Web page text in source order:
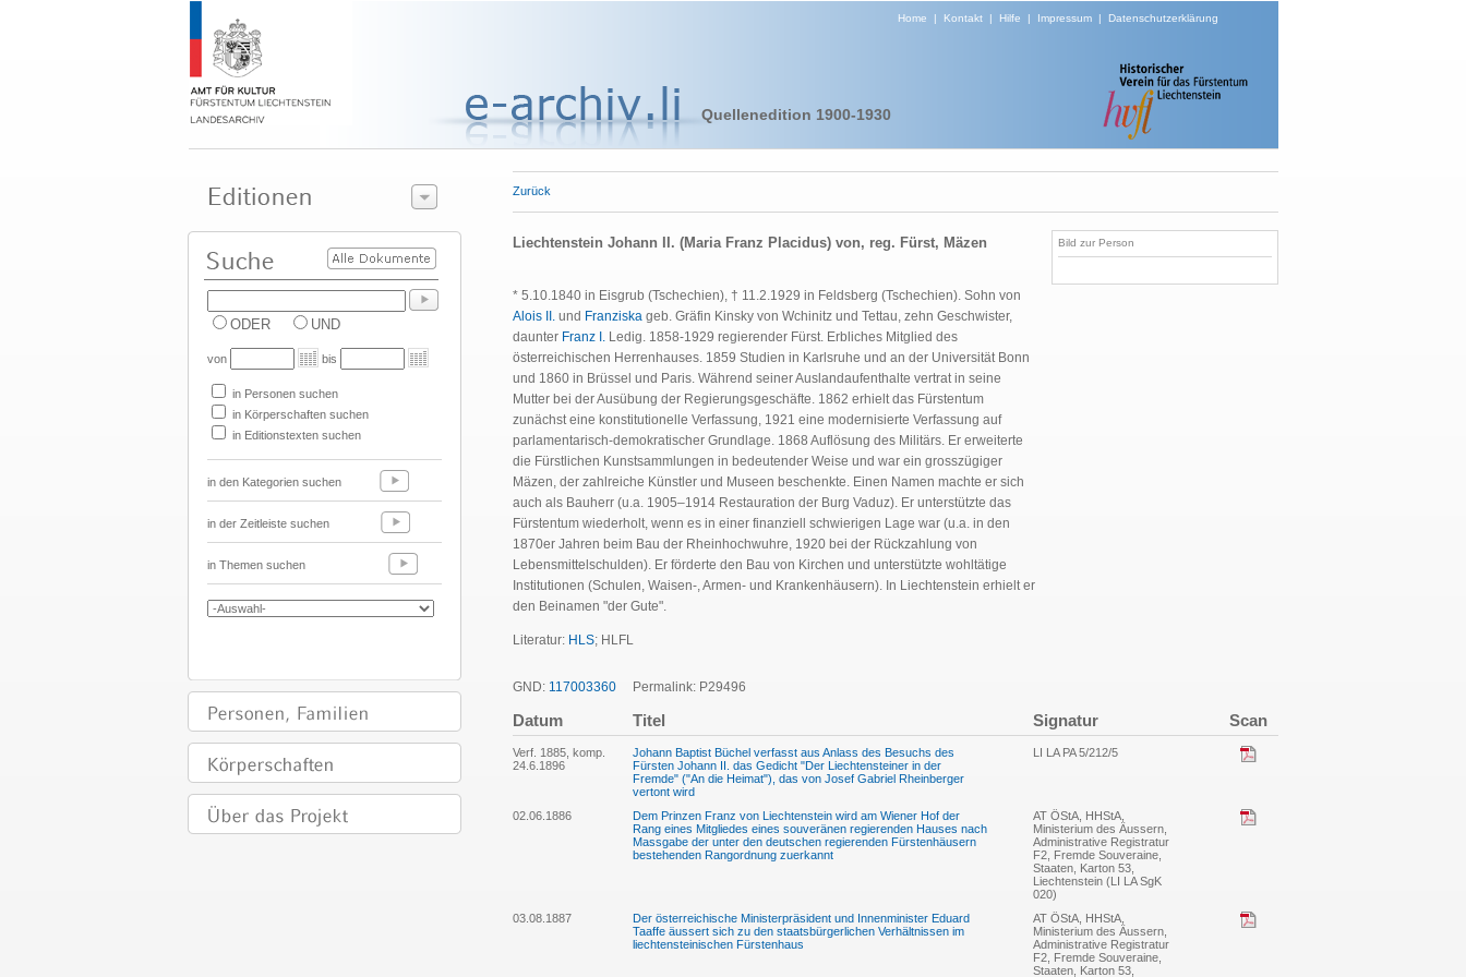
Home | Kontakt| Hilfe | Impressum| Datenschutzerklärung
Quellenedition 1900-1930
ODER UND
von bis
in Personen suchen
in Körperschaften suchen
in Editionstexten suchen
in den Kategorien suchen
in der Zeitleiste suchen
in Themen suchen
Zurück
Liechtenstein Johann II. (Maria Franz Placidus) von, reg. Fürst, Mäzen
* 5.10.1840 in Eisgrub (Tschechien), † 11.2.1929 in Feldsberg (Tschechien). Sohn von
Alois II. und Franziska geb. Gräfin Kinsky von Wchinitz und Tettau, zehn Geschwister,
daunter Franz I. Ledig. 1858-1929 regierender Fürst. Erbliches Mitglied des
österreichischen Herrenhauses. 1859 Studien in Karlsruhe und an der Universität Bonn
und 1860 in Brüssel und Paris. Während seiner Auslandaufenthalte vertrat in seine
Mutter bei der Ausübung der Regierungsgeschäfte. 1862 erhielt das Fürstentum
zunächst eine konstitutionelle Verfassung, 1921 eine modernisierte Verfassung auf
parlamentarisch-demokratischer Grundlage. 1868 Auflösung des Militärs. Er erweiterte
die Fürstlichen Kunstsammlungen in bedeutender Weise und war ein grosszügiger
Mäzen, der zahlreiche Künstler und Museen beschenkte. Einen Namen machte er sich
auch als Bauherr (u.a. 1905–1914 Restauration der Burg Vaduz). Er unterstützte das
Fürstentum wiederholt, wenn es in einer finanziell schwierigen Lage war (u.a. in den
1870er Jahren beim Bau der Rheinhochwuhre, 1920 bei der Rückzahlung von
Lebensmittelschulden). Er förderte den Bau von Kirchen und unterstützte wohltätige
Institutionen (Schulen, Waisen-, Armen- und Krankenhäusern). In Liechtenstein erhielt er
den Beinamen "der Gute".
Literatur: HLS; HLFL
GND: 117003360 Permalink: P29496
Bild zur Person
Datum Titel Signatur Scan
Verf. 1885, komp.
24.6.1896
Johann Baptist Büchel verfasst aus Anlass des Besuchs des
Fürsten Johann II. das Gedicht "Der Liechtensteiner in der
Fremde" ("An die Heimat"), das von Josef Gabriel Rheinberger
vertont wird
LI LA PA 5/212/5
02.06.1886
Dem Prinzen Franz von Liechtenstein wird am Wiener Hof der
Rang eines Mitgliedes eines souveränen regierenden Hauses nach
Massgabe der unter den deutschen regierenden Fürstenhäusern
bestehenden Rangordnung zuerkannt
AT ÖStA, HHStA,
Ministerium des Äussern,
Administrative Registratur
F2, Fremde Souveraine,
Staaten, Karton 53,
Liechtenstein (LI LA SgK
020)
03.08.1887
Der österreichische Ministerpräsident und Innenminister Eduard
Taaffe äussert sich zu den staatsbürgerlichen Verhältnissen im
liechtensteinischen Fürstenhaus
AT ÖStA, HHStA,
Ministerium des Äussern,
Administrative Registratur
F2, Fremde Souveraine,
Staaten, Karton 53,